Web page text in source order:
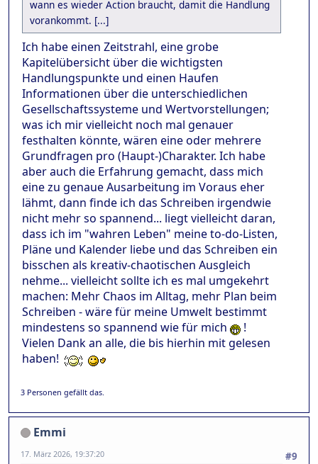
wann es wieder Action braucht, damit die Handlung
vorankommt. [...]
Ich habe einen Zeitstrahl, eine grobe
Kapitelübersicht über die wichtigsten
Handlungspunkte und einen Haufen
Informationen über die unterschiedlichen
Gesellschaftssysteme und Wertvorstellungen;
was ich mir vielleicht noch mal genauer
festhalten könnte, wären eine oder mehrere
Grundfragen pro (Haupt-)Charakter. Ich habe
aber auch die Erfahrung gemacht, dass mich
eine zu genaue Ausarbeitung im Voraus eher
lähmt, dann finde ich das Schreiben irgendwie
nicht mehr so spannend... liegt vielleicht daran,
dass ich im "wahren Leben" meine to-do-Listen,
Pläne und Kalender liebe und das Schreiben ein
bisschen als kreativ-chaotischen Ausgleich
nehme... vielleicht sollte ich es mal umgekehrt
machen: Mehr Chaos im Alltag, mehr Plan beim
Schreiben - wäre für meine Umwelt bestimmt
mindestens so spannend wie für mich
!
Vielen Dank an alle, die bis hierhin mit gelesen
haben!
3 Personen gefällt das.
Emmi
#9
17. März 2026, 19:37:20